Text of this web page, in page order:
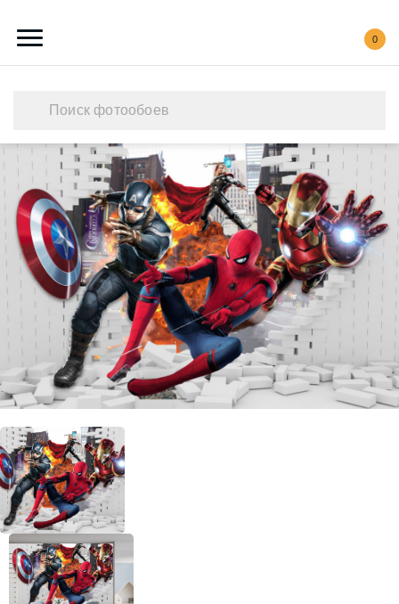
0
Каталог обоев
Наши работы
Создать свои фотообои
Акции
О нас
Контакты
+38 (097) 151 87 57
Избранное